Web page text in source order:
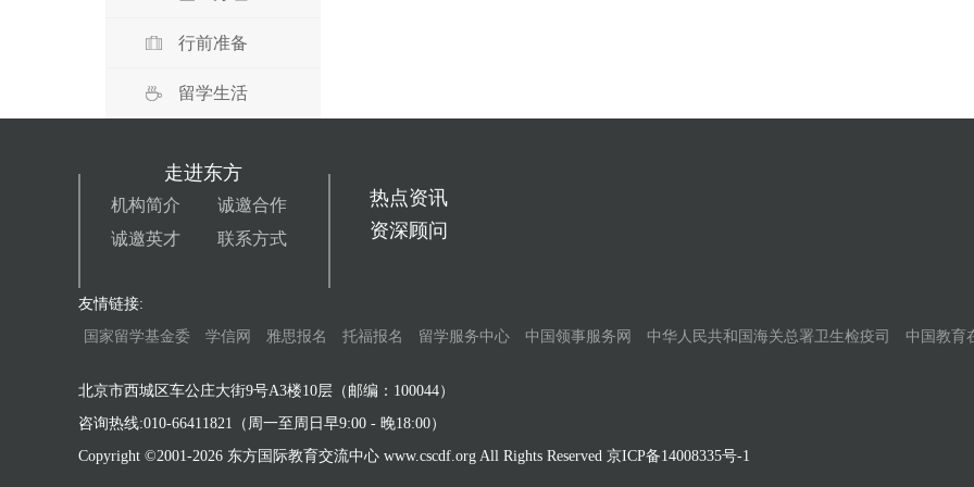
行前准备
留学生活
走进东方
机构简介
诚邀合作
诚邀英才
联系方式
热点资讯
资深顾问
友情链接:
国家留学基金委
学信网 雅思报名 托福报名 留学服务中心 中国领事服务网 中华人民共和国海关总署卫生检疫司 中国教育
北京市西城区车公庄大街9号A3楼10层（邮编：100044）
咨询热线:010-66411821（周一至周日早9:00 - 晚18:00）
Copyright ©2001-2026 东方国际教育交流中心 www.cscdf.org All Rights Reserved 京ICP备14008335号-1